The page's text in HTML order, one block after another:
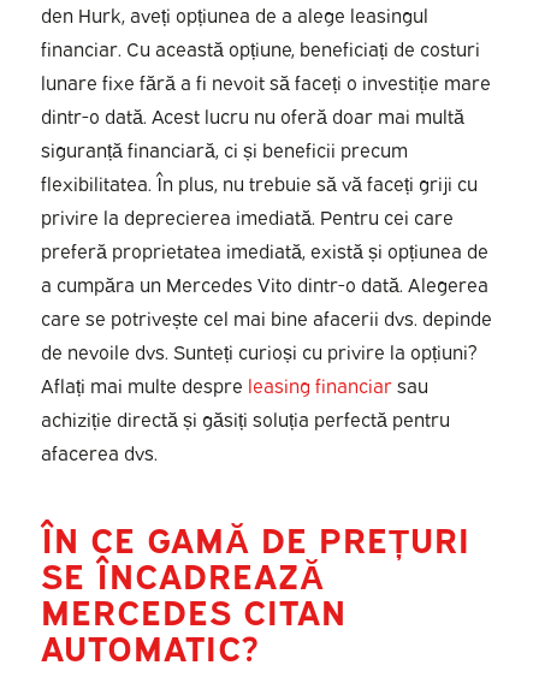
den Hurk, aveți opțiunea de a alege leasingul
financiar. Cu această opțiune, beneficiați de costuri
lunare fixe fără a fi nevoit să faceți o investiție mare
dintr-o dată. Acest lucru nu oferă doar mai multă
siguranță financiară, ci și beneficii precum
flexibilitatea. În plus, nu trebuie să vă faceți griji cu
privire la deprecierea imediată. Pentru cei care
preferă proprietatea imediată, există și opțiunea de
a cumpăra un Mercedes Vito dintr-o dată. Alegerea
care se potrivește cel mai bine afacerii dvs. depinde
de nevoile dvs. Sunteți curioși cu privire la opțiuni?
Aflați mai multe despre leasing financiarsau
achiziție directă și găsiți soluția perfectă pentru
afacerea dvs.
ÎN CE GAMĂ DE PREȚURI
SE ÎNCADREAZĂ
MERCEDES CITAN
AUTOMATIC?